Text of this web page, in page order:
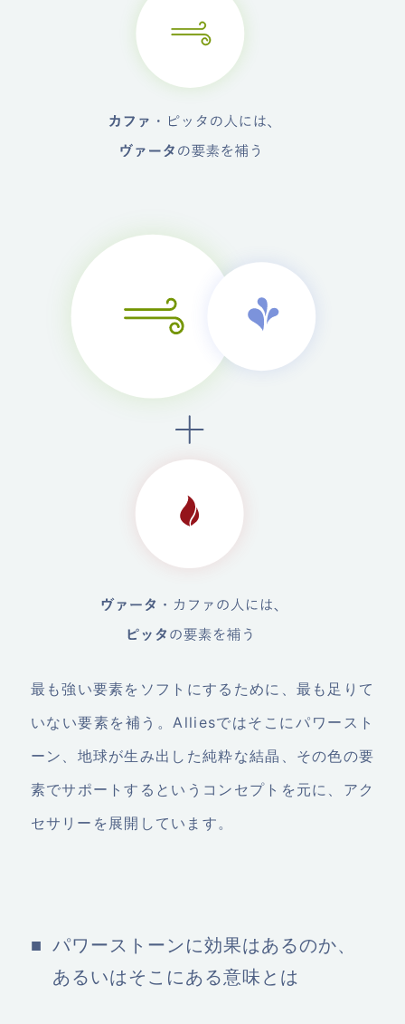
最も強い要素をソフトにするために、最も足りて
いない要素を補う。Alliesではそこにパワースト
ーン、地球が生み出した純粋な結晶、その色の要
素でサポートするというコンセプトを元に、アク
セサリーを展開しています。
パワーストーンに効果はあるのか、
あるいはそこにある意味とは